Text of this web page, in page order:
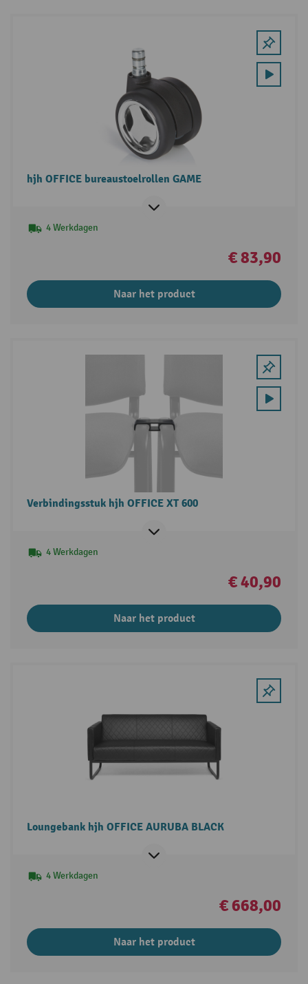
hjh OFFICE bureaustoelrollen GAME
4 Werkdagen
€ 83,90
Naar het product
Verbindingsstuk hjh OFFICE XT 600
4 Werkdagen
€ 40,90
Naar het product
Loungebank hjh OFFICE AURUBA BLACK
4 Werkdagen
€ 668,00
Naar het product